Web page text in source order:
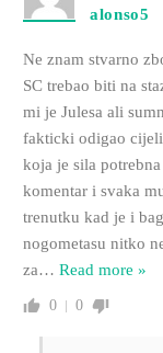
alonso5
Ne znam stvarno
SC trebao biti na
mi je Julesa ali
fakticki odigao
koja je sila
komentar i svaka
trenutku kad je i
nogometasu nitko
za… Read more »
0 0